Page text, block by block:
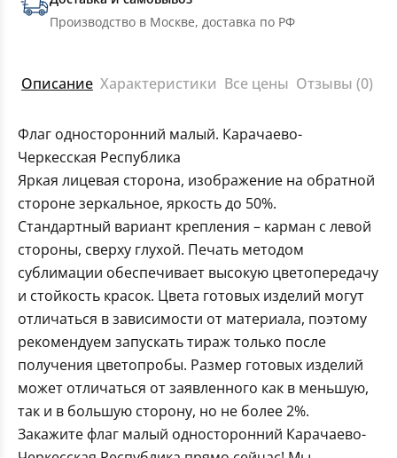
Производство в Москве, доставка по РФ
Описание Характеристики Все цены Отзывы (0)
Флаг односторонний малый. Карачаево-
Черкесская Республика
Яркая лицевая сторона, изображение на обратной
стороне зеркальное, яркость до 50%.
Стандартный вариант крепления – карман с левой
стороны, сверху глухой. Печать методом
сублимации обеспечивает высокую цветопередачу
и стойкость красок. Цвета готовых изделий могут
отличаться в зависимости от материала, поэтому
рекомендуем запускать тираж только после
получения цветопробы. Размер готовых изделий
может отличаться от заявленного как в меньшую,
так и в большую сторону, но не более 2%.
Закажите флаг малый односторонний Карачаево-